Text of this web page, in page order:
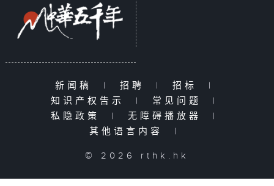
新闻稿 | 招聘 | 招标
|
知识产权告示
| 常见问题
|
私隐政策
| 无障碍播放器
|
其他语言内容
|
© 2026 rthk.hk